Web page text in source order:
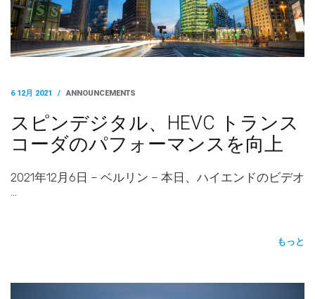
6 12月 2021 / ANNOUNCEMENTS
スピンデジタル、HEVC トランス
コーダのパフォーマンスを向上
2021年12月6日 – ベルリン – 本日、ハイエンドのビデオ
…
もっと